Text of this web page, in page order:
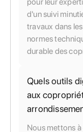
d'un suivi
travaux dans
normes
durable des
Quels outils
aux
Nous mettons